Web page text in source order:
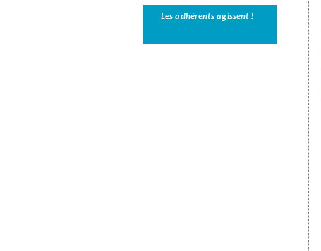
Les adhérents agissent !